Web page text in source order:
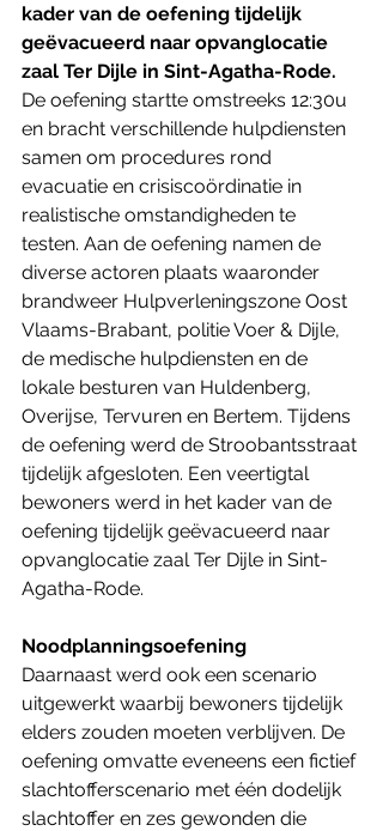
kader van de oefening tijdelijk
geëvacueerd naar opvanglocatie
zaal Ter Dijle in Sint-Agatha-Rode.
De oefening startte omstreeks 12:30u
en bracht verschillende hulpdiensten
samen om procedures rond
evacuatie en crisiscoördinatie in
realistische omstandigheden te
testen. Aan de oefening namen de
diverse actoren plaats waaronder
brandweer Hulpverleningszone Oost
Vlaams-Brabant, politie Voer & Dijle,
de medische hulpdiensten en de
lokale besturen van Huldenberg,
Overijse, Tervuren en Bertem. Tijdens
de oefening werd de Stroobantsstraat
tijdelijk afgesloten. Een veertigtal
bewoners werd in het kader van de
oefening tijdelijk geëvacueerd naar
opvanglocatie zaal Ter Dijle in Sint-
Agatha-Rode.
Noodplanningsoefening
Daarnaast werd ook een scenario
uitgewerkt waarbij bewoners tijdelijk
elders zouden moeten verblijven. De
oefening omvatte eveneens een fictief
slachtofferscenario met één dodelijk
slachtoffer en zes gewonden die